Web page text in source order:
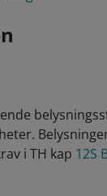
i TH kap 12S